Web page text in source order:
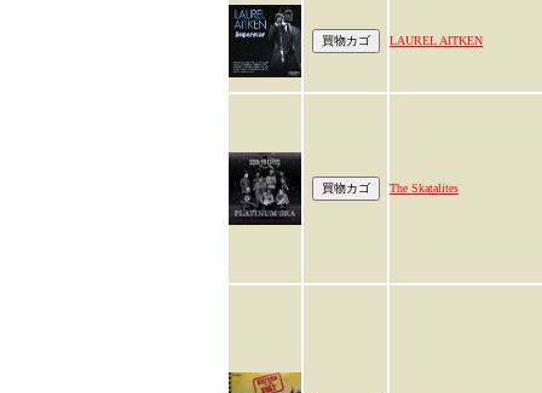
LAUREL AITKEN
The Skatalites